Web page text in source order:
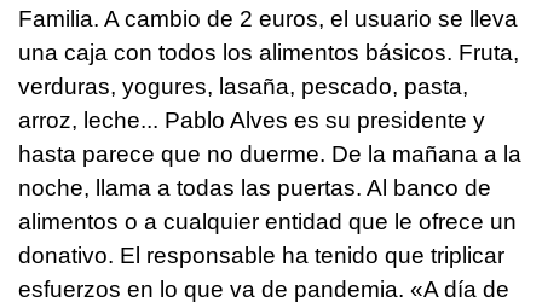
Familia. A cambio de 2 euros, el usuario se lleva
una caja con todos los alimentos básicos. Fruta,
verduras, yogures, lasaña, pescado, pasta,
arroz, leche... Pablo Alves es su presidente y
hasta parece que no duerme. De la mañana a la
noche, llama a todas las puertas. Al banco de
alimentos o a cualquier entidad que le ofrece un
donativo. El responsable ha tenido que triplicar
esfuerzos en lo que va de pandemia. «A día de